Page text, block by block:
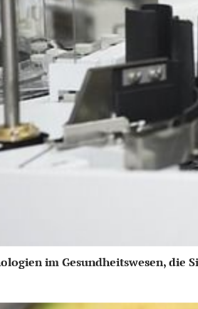
im Gesundheitswesen, die